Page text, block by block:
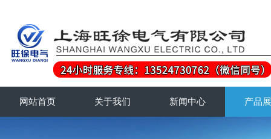
网站首页 关于我们 新闻中心 产品